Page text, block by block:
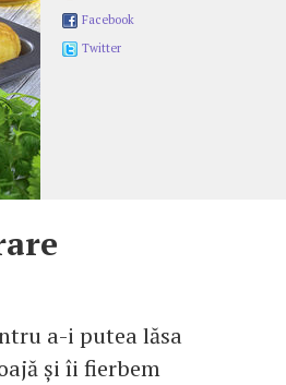
Facebook
Twitter
a-i putea lăsa
şi îi fierbem